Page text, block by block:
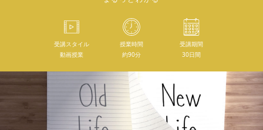
受講スタイル
動画授業
授業時間
約90分
受講期間
30日間